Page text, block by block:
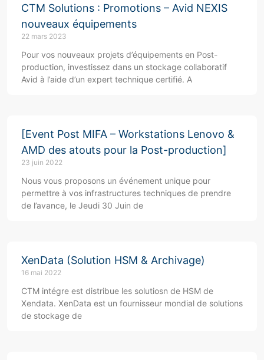
CTM Solutions : Promotions – Avid NEXIS
nouveaux équipements
22 mars 2023
Pour vos nouveaux projets d’équipements en Post-
production, investissez dans un stockage collaboratif
Avid à l’aide d’un expert technique certifié. A
[Event Post MIFA – Workstations Lenovo &
AMD des atouts pour la Post-production]
23 juin 2022
Nous vous proposons un événement unique pour
permettre à vos infrastructures techniques de prendre
de l’avance, le Jeudi 30 Juin de
XenData (Solution HSM & Archivage)
16 mai 2022
CTM intégre est distribue les solutiosn de HSM de
Xendata. XenData est un fournisseur mondial de solutions
de stockage de